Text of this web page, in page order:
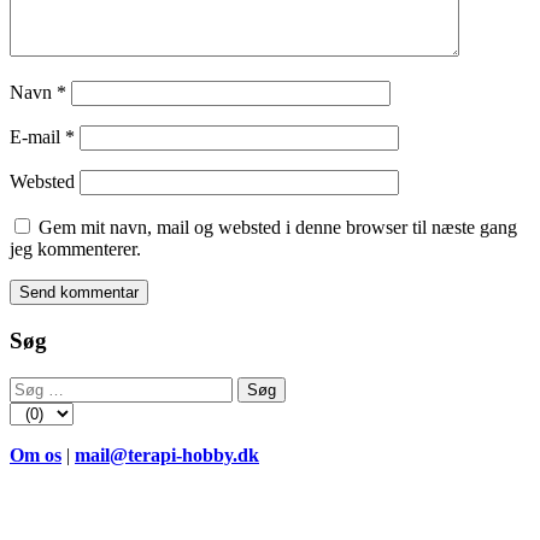
Navn *
E-mail *
Websted
Gem mit navn, mail og websted i denne browser til næste gang
jeg kommenterer.
Søg
Søg
efter:
Om os | mail@terapi-hobby.dk